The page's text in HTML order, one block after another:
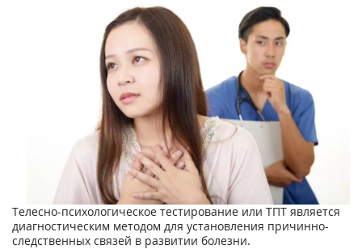
Телесно-психологическое тестирование или ТПТ является
диагностическим методом для установления причинно-
следственных связей в развитии болезни.